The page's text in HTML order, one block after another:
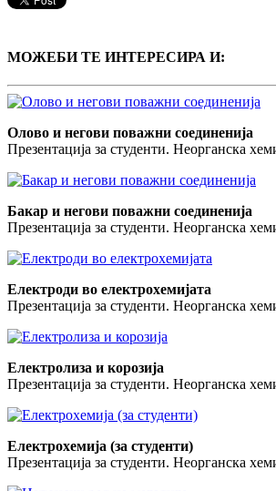
МОЖЕБИ ТЕ ИНТЕРЕСИРА И:
Олово и негови поважни соединенија
Презентација за студенти. Неорганска
Бакар и негови поважни соединенија
Презентација за студенти. Неорганска
Електроди во електрохемијата
Презентација за студенти. Неорганска
Електролиза и корозија
Презентација за студенти. Неорганска
Електрохемија (за студенти)
Презентација за студенти. Неорганска